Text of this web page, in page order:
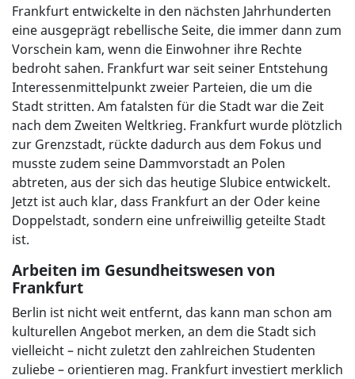
Frankfurt entwickelte in den nächsten Jahrhunderten
eine ausgeprägt rebellische Seite, die immer dann zum
Vorschein kam, wenn die Einwohner ihre Rechte
bedroht sahen. Frankfurt war seit seiner Entstehung
Interessenmittelpunkt zweier Parteien, die um die
Stadt stritten. Am fatalsten für die Stadt war die Zeit
nach dem Zweiten Weltkrieg. Frankfurt wurde plötzlich
zur Grenzstadt, rückte dadurch aus dem Fokus und
musste zudem seine Dammvorstadt an Polen
abtreten, aus der sich das heutige Slubice entwickelt.
Jetzt ist auch klar, dass Frankfurt an der Oder keine
Doppelstadt, sondern eine unfreiwillig geteilte Stadt
ist.
Arbeiten im Gesundheitswesen von
Frankfurt
Berlin ist nicht weit entfernt, das kann man schon am
kulturellen Angebot merken, an dem die Stadt sich
vielleicht – nicht zuletzt den zahlreichen Studenten
zuliebe – orientieren mag. Frankfurt investiert merklich